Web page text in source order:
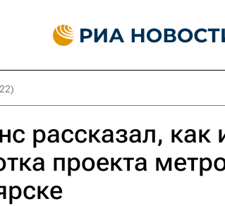
рассказал, как
проекта